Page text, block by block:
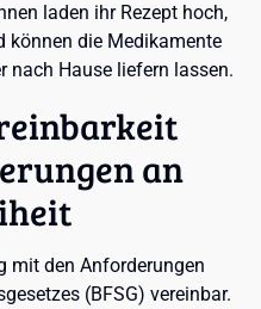
laden ihr Rezept hoch,
können die Medikamente
nach Hause liefern lassen.
an
mit den Anforderungen
(BFSG) vereinbar.